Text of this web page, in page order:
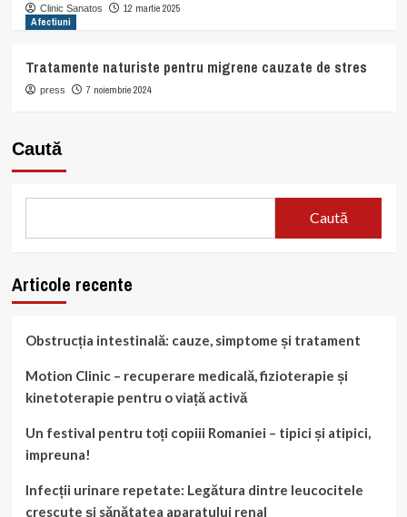
Clinic Sanatos
12 martie 2025
Afectiuni
Tratamente naturiste pentru migrene cauzate de stres
press 7 noiembrie 2024
Caută
Caută
Articole recente
Obstrucția intestinală: cauze, simptome și tratament
Motion Clinic – recuperare medicală, fizioterapie și
kinetoterapie pentru o viață activă
Un festival pentru toți copiii Romaniei – tipici și atipici,
impreuna!
Infecții urinare repetate: Legătura dintre leucocitele
crescute și sănătatea aparatului renal